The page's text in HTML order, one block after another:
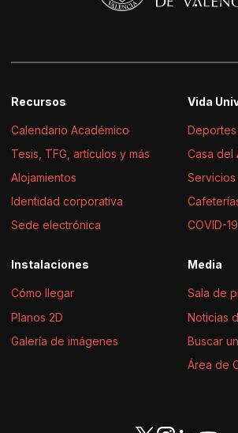
Recursos
Calendario Académico
Tesis, TFG, artículos y más
Alojamientos
Identidad corporativa
Sede electrónica
Vida
Deportes
Casa del
Servicios
COVID-19
Instalaciones
Cómo llegar
Planos 2D
Galería de imágenes
Media
Sala de
Noticias
Buscar
Área de